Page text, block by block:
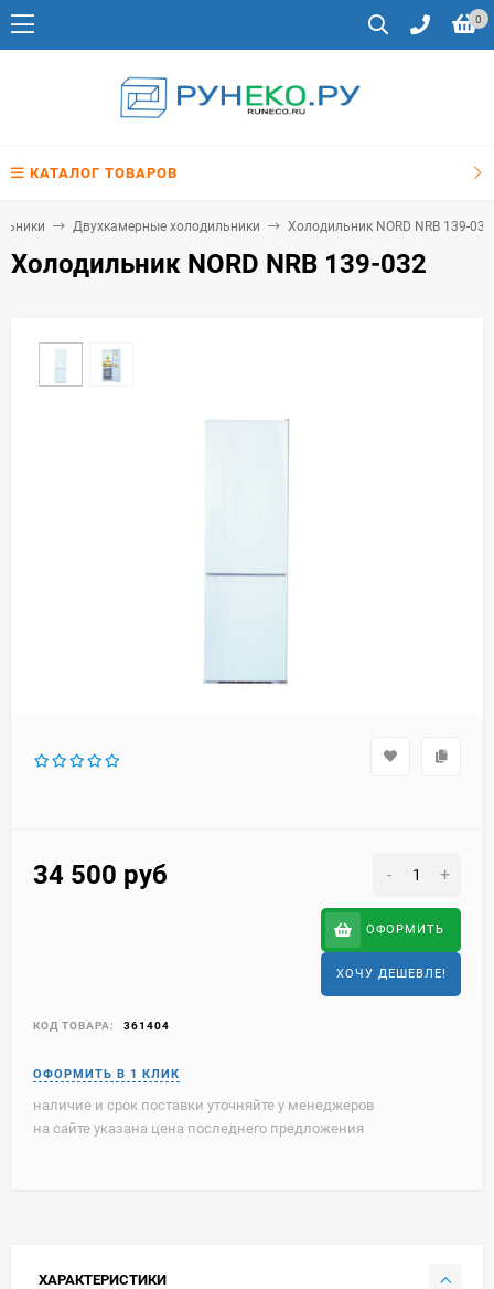
0
КАТАЛОГ ТОВАРОВ
Двухкамерные холодильники Холодильник NORD NRB 139-032
Холодильник NORD NRB 139-032
34 500 руб - +
ОФОРМИТЬ
ХОЧУ ДЕШЕВЛЕ!
КОД ТОВАРА: 361404
наличие и срок поставки уточняйте у менеджеров
на сайте указана цена последнего предложения
ХАРАКТЕРИСТИКИ